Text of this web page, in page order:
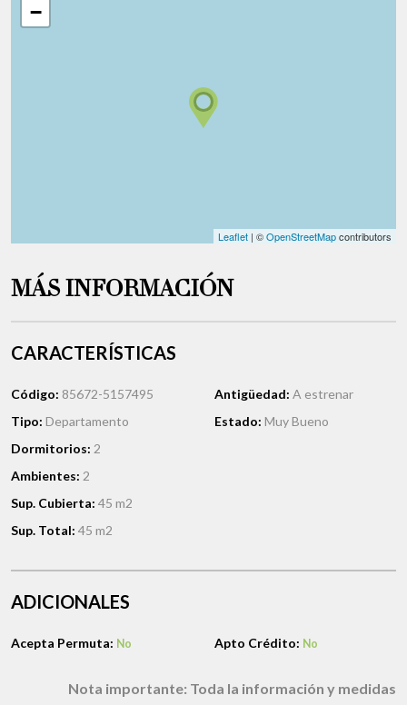
−
Leaflet | ©OpenStreetMapcontributors
MÁS INFORMACIÓN
CARACTERÍSTICAS
Código: 85672-5157495
Tipo: Departamento
Dormitorios: 2
Ambientes: 2
Antigüedad: A estrenar
Estado: Muy Bueno
Sup. Cubierta: 45 m2
Sup. Total: 45 m2
ADICIONALES
Acepta Permuta: No Apto Crédito: No
Nota importante: Toda la información y medidas